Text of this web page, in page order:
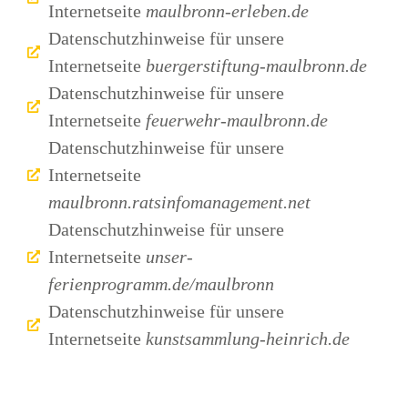
Internetseite maulbronn-erleben.de
Datenschutzhinweise für unsere
Internetseite buergerstiftung-maulbronn.de
Datenschutzhinweise für unsere
Internetseite feuerwehr-maulbronn.de
Datenschutzhinweise für unsere
Internetseite
maulbronn.ratsinfomanagement.net
Datenschutzhinweise für unsere
Internetseite unser-
ferienprogramm.de/maulbronn
Datenschutzhinweise für unsere
Internetseite kunstsammlung-heinrich.de